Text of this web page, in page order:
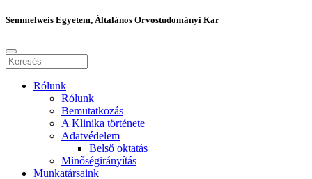
Semmelweis Egyetem, Általános Orvostudományi Kar
Rólunk
Rólunk
Bemutatkozás
A Klinika története
Adatvédelem
Belső oktatás
Minőségirányítás
Munkatársaink